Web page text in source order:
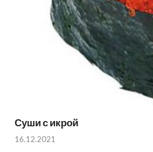
Суши с икрой
16.12.2021